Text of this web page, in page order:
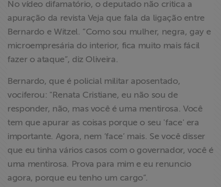
No vídeo difamatório, o deputado não critica a
apuração da revista Veja que fala da ligação entre
Bernardo e Witzel. “Como sou mulher, negra, gay e
microempresária do interior, fica muito mais fácil
fazer o ataque”, diz Oliveira.
Bernardo, que é policial militar aposentado,
vociferou: "Renata Cristiane, eu não sou de
responder, não, mas você é uma mentirosa. Você
tem que apurar as coisas porque o seu 'face' era
importante. Agora, nem ‘face’ mais. Se você disser
que eu tinha vários casos com o governador, você é
uma mentirosa. Prova para mim e eu renuncio
agora, porque eu tenho um cargo”.